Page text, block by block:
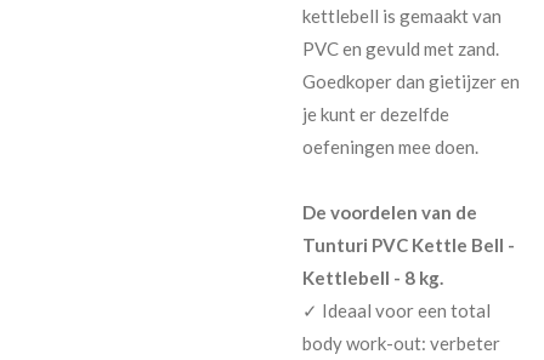
kettlebell is gemaakt van
PVC en gevuld met zand.
Goedkoper dan gietijzer en
je kunt er dezelfde
oefeningen mee doen.
De voordelen van de
Tunturi PVC Kettle Bell -
Kettlebell - 8 kg.
✓ Ideaal voor een total
body work-out: verbeter